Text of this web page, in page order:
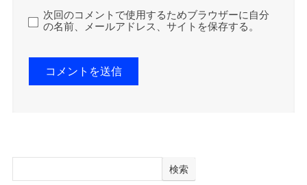
次回のコメントで使用するためブラウザーに自分
の名前、メールアドレス、サイトを保存する。
検索